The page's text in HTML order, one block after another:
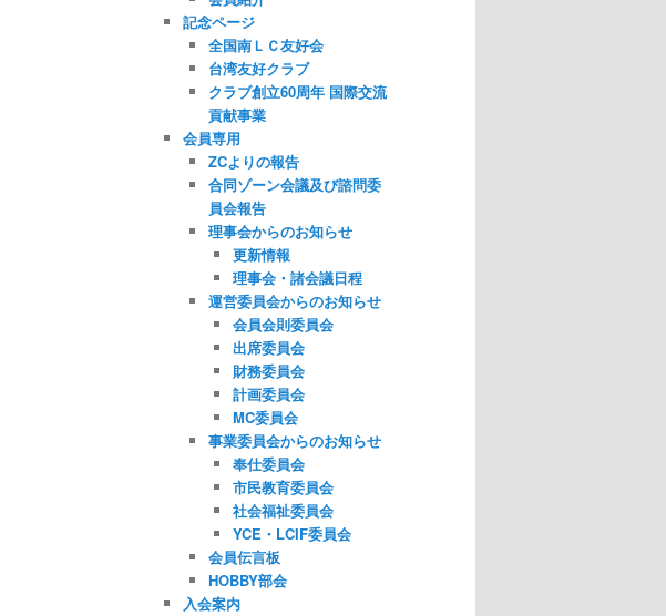
記念ページ
全国南ＬＣ友好会
台湾友好クラブ
クラブ創立60周年 国際交流
貢献事業
会員専用
ZCよりの報告
合同ゾーン会議及び諮問委
員会報告
理事会からのお知らせ
更新情報
理事会・諸会議日程
運営委員会からのお知らせ
会員会則委員会
出席委員会
財務委員会
計画委員会
MC委員会
事業委員会からのお知らせ
奉仕委員会
市民教育委員会
社会福祉委員会
YCE・LCIF委員会
会員伝言板
HOBBY部会
入会案内